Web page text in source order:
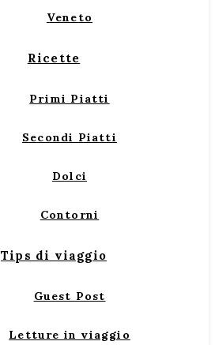
Veneto
Ricette
Primi Piatti
Secondi Piatti
Dolci
Contorni
Tips di viaggio
Guest Post
Letture in viaggio